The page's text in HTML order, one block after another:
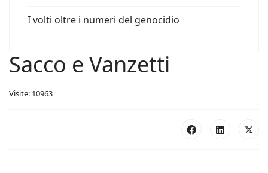
I volti oltre i numeri del genocidio
Sacco e Vanzetti
Visite: 10963